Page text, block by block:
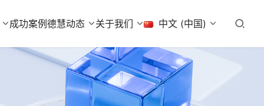
成功案例德慧动态 关于我们 中文 (中国)